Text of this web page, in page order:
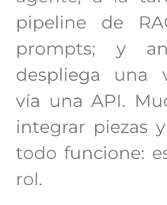
pipeline de
prompts; y
despliega una
vía una API.
integrar piezas
todo funcione:
rol.